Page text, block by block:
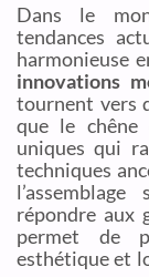
Dans le
tendances
harmonieuse
innovations
tournent vers
que le chêne
uniques qui
techniques
répondre aux
permet de
esthétique et